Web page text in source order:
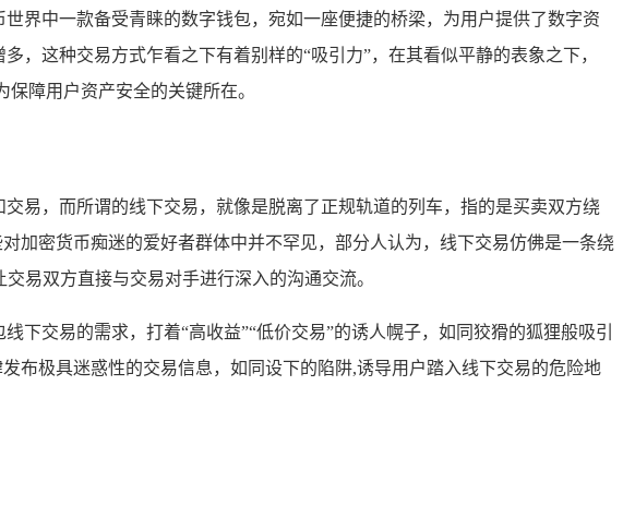
界中一款备受青睐的数字钱包，宛如一座便捷的桥梁，为用户提供了数字资
，这种交易方式乍看之下有着别样的“吸引力”，在其看似平静的表象之下，
障用户资产安全的关键所在。
易，而所谓的线下交易，就像是脱离了正规轨道的列车，指的是买卖双方绕
加密货币痴迷的爱好者群体中并不罕见，部分人认为，线下交易仿佛是一条绕
易双方直接与交易对手进行深入的沟通交流。
交易的需求，打着“高收益”“低价交易”的诱人幌子，如同狡猾的狐狸般吸引
布极具迷惑性的交易信息，如同设下的陷阱,诱导用户踏入线下交易的危险地